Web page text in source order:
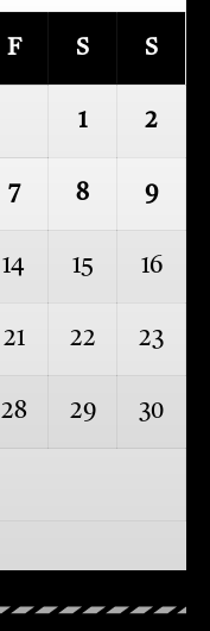
F S S
1 2
7 8 9
14 15 16
21 22 23
28 29 30